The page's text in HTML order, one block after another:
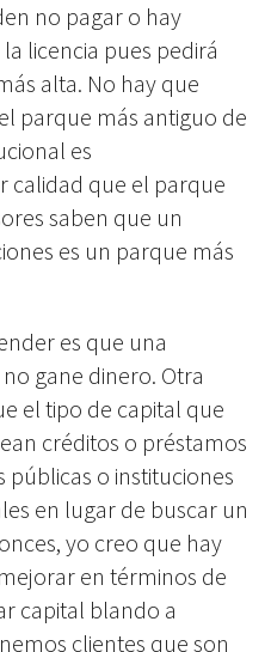
no pagar o hay
licencia pues pedirá
alta. No hay que
parque más antiguo de
es
calidad que el parque
saben que un
es un parque más
es que una
gane dinero. Otra
el tipo de capital que
créditos o préstamos
o instituciones
en lugar de buscar un
yo creo que hay
en términos de
capital blando a
clientes que son